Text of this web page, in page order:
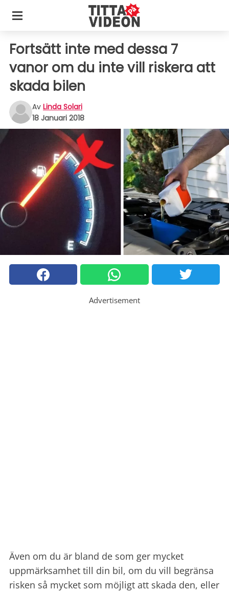
Fortsätt inte med dessa 7
vanor om du inte vill riskera att
skada bilen
Av Linda Solari
18 Januari 2018
Advertisement
Även om du är bland de som ger mycket
uppmärksamhet till din bil, om du vill begränsa
risken så mycket som möjligt att skada den, eller